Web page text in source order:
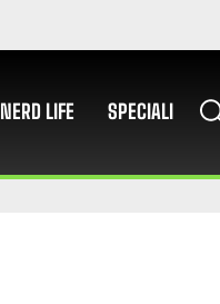
NERD LIFE SPECIALI